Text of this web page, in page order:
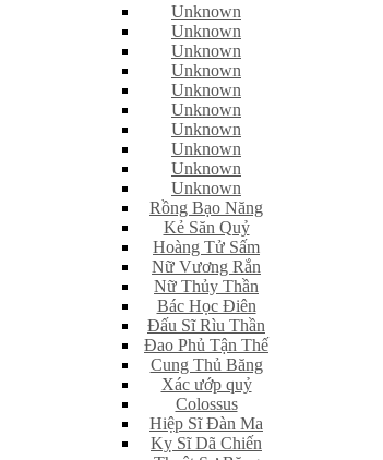
Unknown
Unknown
Unknown
Unknown
Unknown
Unknown
Unknown
Unknown
Unknown
Unknown
Rồng Bạo Năng
Kẻ Săn Quỷ
Hoàng Tử Sấm
Nữ Vương Rắn
Nữ Thủy Thần
Bác Học Điên
Đấu Sĩ Rìu Thần
Đao Phủ Tận Thế
Cung Thủ Băng
Xác ướp quỷ
Colossus
Hiệp Sĩ Đàn Ma
Kỵ Sĩ Dã Chiến